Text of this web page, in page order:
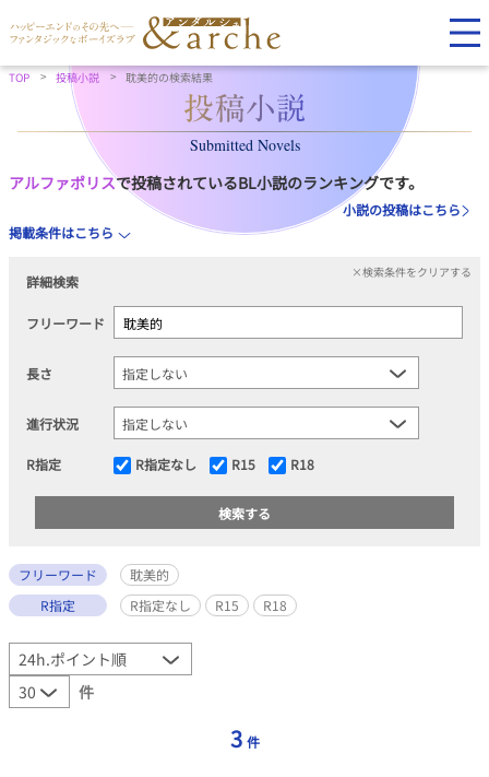
TOP 投稿小説 耽美的の検索結果
Submitted Novels
アルファポリスで投稿されているBL小説のランキングです。
小説の投稿はこちら
掲載条件はこちら
詳細検索
×検索条件をクリアする
フリーワード
長さ
進行状況
R指定 R指定なし R15 R18
フリーワード
耽美的
R指定
R指定なし R15 R18
件
3 件